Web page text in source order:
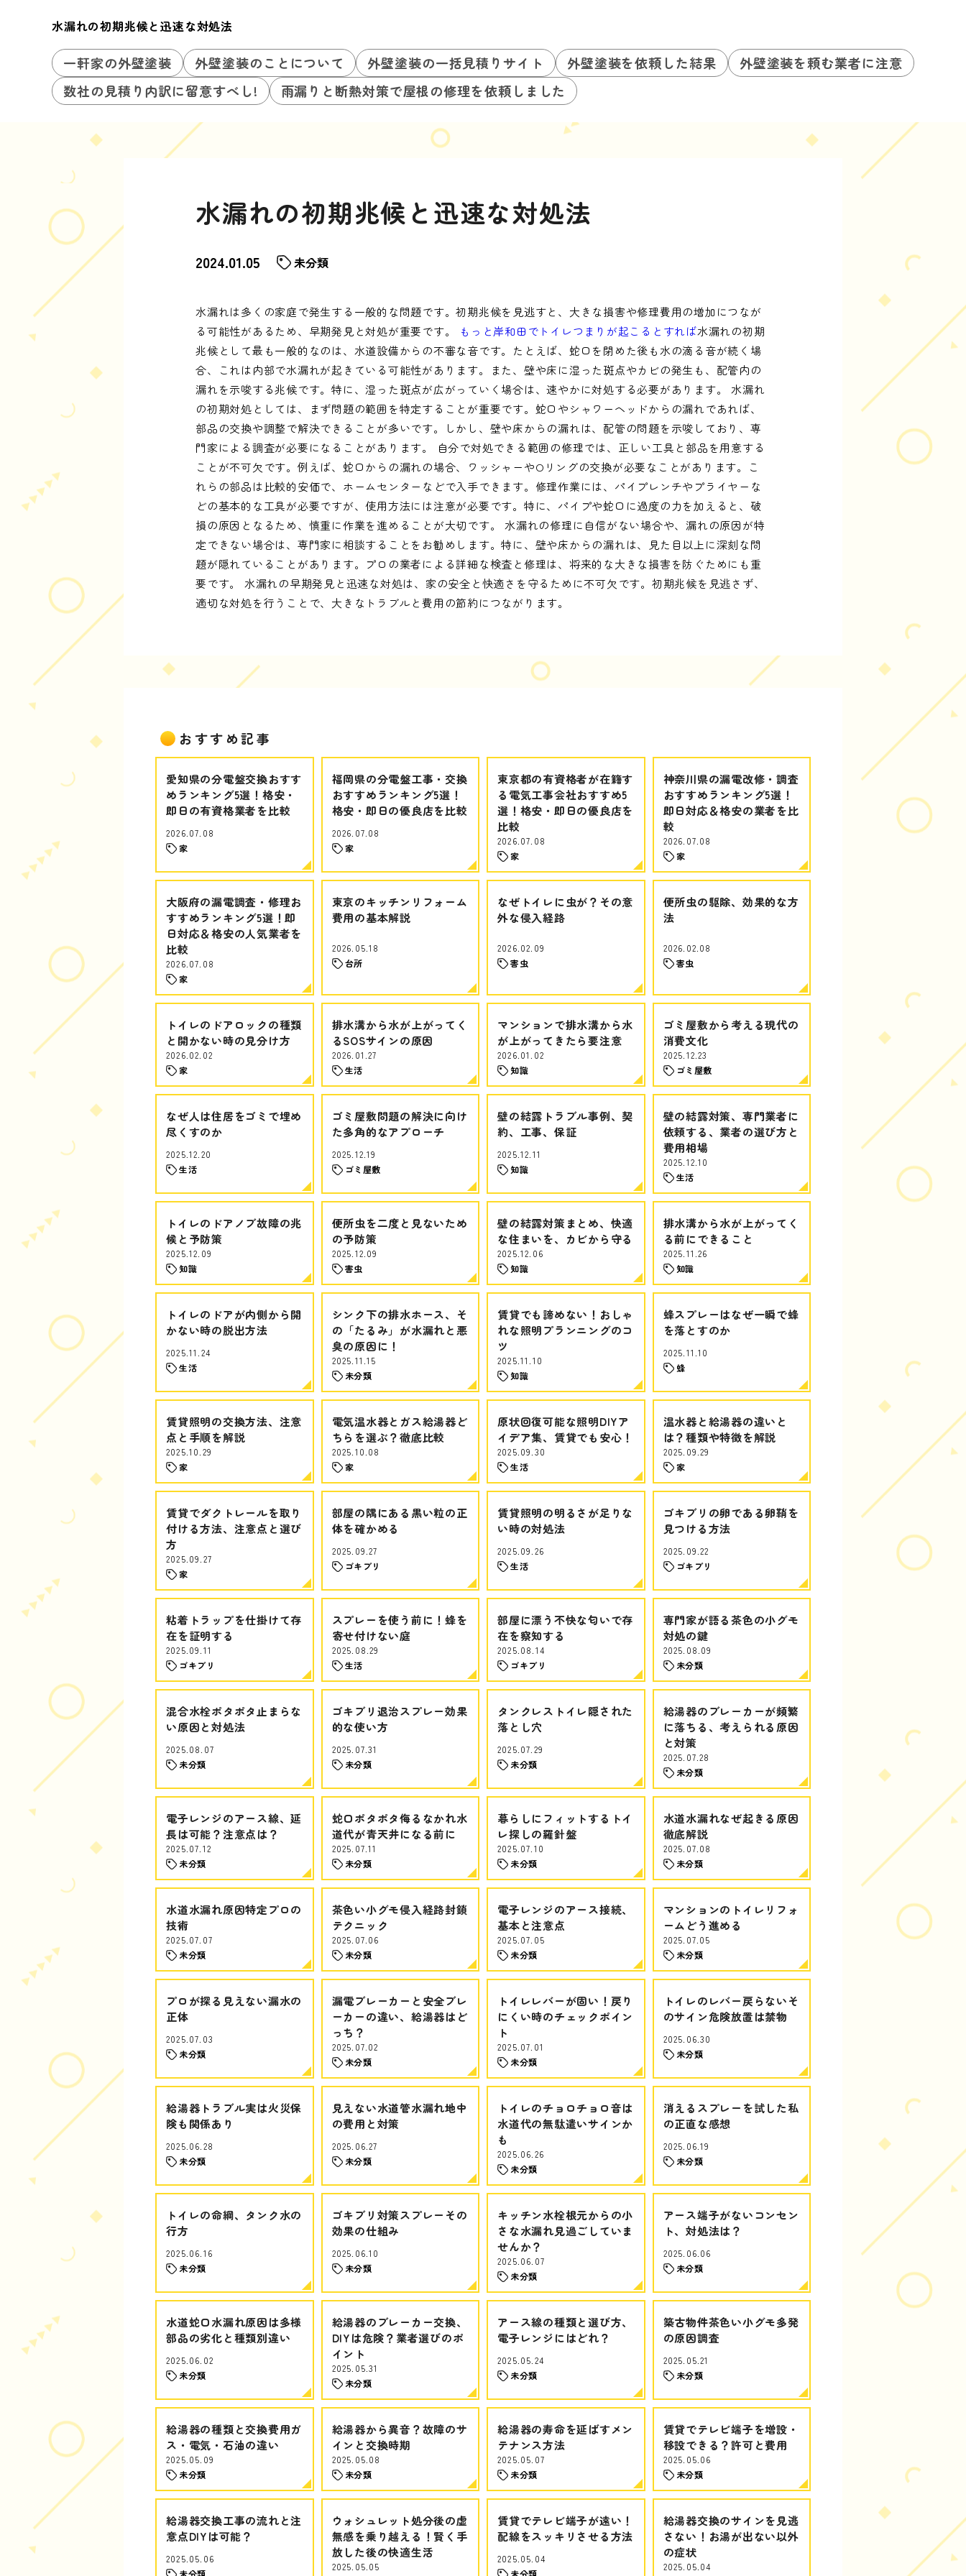
水漏れの初期兆候と迅速な対処法
一軒家の外壁塗装 外壁塗装のことについて 外壁塗装の一括見積りサイト 外壁塗装を依頼した結果
外壁塗装を頼む業者に注意
数社の見積り内訳に留意すべし!
雨漏りと断熱対策で屋根の修理を依頼しました
水漏れの初期兆候と迅速な対処法
2024.01.05 未分類
水漏れは多くの家庭で発生する一般的な問題です。初期兆候を見逃すと、大きな損害や修理費用の増加につなが
る可能性があるため、早期発見と対処が重要です。
もっと岸和田でトイレつまりが起こるとすれば水漏れの初期
兆候として最も一般的なのは、水道設備からの不審な音です。たとえば、蛇口を閉めた後も水の滴る音が続く場
合、これは内部で水漏れが起きている可能性があります。また、壁や床に湿った斑点やカビの発生も、配管内の
漏れを示唆する兆候です。特に、湿った斑点が広がっていく場合は、速やかに対処する必要があります。 水漏れ
の初期対処としては、まず問題の範囲を特定することが重要です。蛇口やシャワーヘッドからの漏れであれば、
部品の交換や調整で解決できることが多いです。しかし、壁や床からの漏れは、配管の問題を示唆しており、専
門家による調査が必要になることがあります。 自分で対処できる範囲の修理では、正しい工具と部品を用意する
ことが不可欠です。例えば、蛇口からの漏れの場合、ワッシャーやOリングの交換が必要なことがあります。こ
れらの部品は比較的安価で、ホームセンターなどで入手できます。修理作業には、パイプレンチやプライヤーな
どの基本的な工具が必要ですが、使用方法には注意が必要です。特に、パイプや蛇口に過度の力を加えると、破
損の原因となるため、慎重に作業を進めることが大切です。 水漏れの修理に自信がない場合や、漏れの原因が特
定できない場合は、専門家に相談することをお勧めします。特に、壁や床からの漏れは、見た目以上に深刻な問
題が隠れていることがあります。プロの業者による詳細な検査と修理は、将来的な大きな損害を防ぐためにも重
要です。 水漏れの早期発見と迅速な対処は、家の安全と快適さを守るために不可欠です。初期兆候を見逃さず、
適切な対処を行うことで、大きなトラブルと費用の節約につながります。
おすすめ記事
愛知県の分電盤交換おすす
めランキング5選！格安・
即日の有資格業者を比較
2026.07.08
家
福岡県の分電盤工事・交換
おすすめランキング5選！
格安・即日の優良店を比較
2026.07.08
家
東京都の有資格者が在籍す
る電気工事会社おすすめ5
選！格安・即日の優良店を
比較
2026.07.08
家
神奈川県の漏電改修・調査
おすすめランキング5選！
即日対応＆格安の業者を比
較
2026.07.08
家
大阪府の漏電調査・修理お
すすめランキング5選！即
日対応＆格安の人気業者を
比較
2026.07.08
家
東京のキッチンリフォーム
費用の基本解説
2026.05.18
台所
なぜトイレに虫が？その意
外な侵入経路
2026.02.09
害虫
便所虫の駆除、効果的な方
法
2026.02.08
害虫
トイレのドアロックの種類
と開かない時の見分け方
2026.02.02
家
排水溝から水が上がってく
るSOSサインの原因
2026.01.27
生活
マンションで排水溝から水
が上がってきたら要注意
2026.01.02
知識
ゴミ屋敷から考える現代の
消費文化
2025.12.23
ゴミ屋敷
なぜ人は住居をゴミで埋め
尽くすのか
2025.12.20
生活
ゴミ屋敷問題の解決に向け
た多角的なアプローチ
2025.12.19
ゴミ屋敷
壁の結露トラブル事例、契
約、工事、保証
2025.12.11
知識
壁の結露対策、専門業者に
依頼する、業者の選び方と
費用相場
2025.12.10
生活
トイレのドアノブ故障の兆
候と予防策
2025.12.09
知識
便所虫を二度と見ないため
の予防策
2025.12.09
害虫
壁の結露対策まとめ、快適
な住まいを、カビから守る
2025.12.06
知識
排水溝から水が上がってく
る前にできること
2025.11.26
知識
トイレのドアが内側から開
かない時の脱出方法
2025.11.24
生活
シンク下の排水ホース、そ
の「たるみ」が水漏れと悪
臭の原因に！
2025.11.15
未分類
賃貸でも諦めない！おしゃ
れな照明プランニングのコ
ツ
2025.11.10
知識
蜂スプレーはなぜ一瞬で蜂
を落とすのか
2025.11.10
蜂
賃貸照明の交換方法、注意
点と手順を解説
2025.10.29
家
電気温水器とガス給湯器ど
ちらを選ぶ？徹底比較
2025.10.08
家
原状回復可能な照明DIYア
イデア集、賃貸でも安心！
2025.09.30
生活
温水器と給湯器の違いと
は？種類や特徴を解説
2025.09.29
家
賃貸でダクトレールを取り
付ける方法、注意点と選び
方
2025.09.27
家
部屋の隅にある黒い粒の正
体を確かめる
2025.09.27
ゴキブリ
賃貸照明の明るさが足りな
い時の対処法
2025.09.26
生活
ゴキブリの卵である卵鞘を
見つける方法
2025.09.22
ゴキブリ
粘着トラップを仕掛けて存
在を証明する
2025.09.11
ゴキブリ
スプレーを使う前に！蜂を
寄せ付けない庭
2025.08.29
生活
部屋に漂う不快な匂いで存
在を察知する
2025.08.14
ゴキブリ
専門家が語る茶色の小グモ
対処の鍵
2025.08.09
未分類
混合水栓ポタポタ止まらな
い原因と対処法
2025.08.07
未分類
ゴキブリ退治スプレー効果
的な使い方
2025.07.31
未分類
タンクレストイレ隠された
落とし穴
2025.07.29
未分類
給湯器のブレーカーが頻繁
に落ちる、考えられる原因
と対策
2025.07.28
未分類
電子レンジのアース線、延
長は可能？注意点は？
2025.07.12
未分類
蛇口ポタポタ侮るなかれ水
道代が青天井になる前に
2025.07.11
未分類
暮らしにフィットするトイ
レ探しの羅針盤
2025.07.10
未分類
水道水漏れなぜ起きる原因
徹底解説
2025.07.08
未分類
水道水漏れ原因特定プロの
技術
2025.07.07
未分類
茶色い小グモ侵入経路封鎖
テクニック
2025.07.06
未分類
電子レンジのアース接続、
基本と注意点
2025.07.05
未分類
マンションのトイレリフォ
ームどう進める
2025.07.05
未分類
プロが探る見えない漏水の
正体
2025.07.03
未分類
漏電ブレーカーと安全ブレ
ーカーの違い、給湯器はど
っち？
2025.07.02
未分類
トイレレバーが固い！戻り
にくい時のチェックポイン
ト
2025.07.01
未分類
トイレのレバー戻らないそ
のサイン危険放置は禁物
2025.06.30
未分類
給湯器トラブル実は火災保
険も関係あり
2025.06.28
未分類
見えない水道管水漏れ地中
の費用と対策
2025.06.27
未分類
トイレのチョロチョロ音は
水道代の無駄遣いサインか
も
2025.06.26
未分類
消えるスプレーを試した私
の正直な感想
2025.06.19
未分類
トイレの命綱、タンク水の
行方
2025.06.16
未分類
ゴキブリ対策スプレーその
効果の仕組み
2025.06.10
未分類
キッチン水栓根元からの小
さな水漏れ見過ごしていま
せんか？
2025.06.07
未分類
アース端子がないコンセン
ト、対処法は？
2025.06.06
未分類
水道蛇口水漏れ原因は多様
部品の劣化と種類別違い
2025.06.02
未分類
給湯器のブレーカー交換、
DIYは危険？業者選びのポ
イント
2025.05.31
未分類
アース線の種類と選び方、
電子レンジにはどれ？
2025.05.24
未分類
築古物件茶色い小グモ多発
の原因調査
2025.05.21
未分類
給湯器の種類と交換費用ガ
ス・電気・石油の違い
2025.05.09
未分類
給湯器から異音？故障のサ
インと交換時期
2025.05.08
未分類
給湯器の寿命を延ばすメン
テナンス方法
2025.05.07
未分類
賃貸でテレビ端子を増設・
移設できる？許可と費用
2025.05.06
未分類
給湯器交換工事の流れと注
意点DIYは可能？
2025.05.06
未分類
ウォシュレット処分後の虚
無感を乗り越える！賢く手
放した後の快適生活
2025.05.05
賃貸でテレビ端子が遠い！
配線をスッキリさせる方法
2025.05.04
未分類
給湯器交換のサインを見逃
さない！お湯が出ない以外
の症状
2025.05.04